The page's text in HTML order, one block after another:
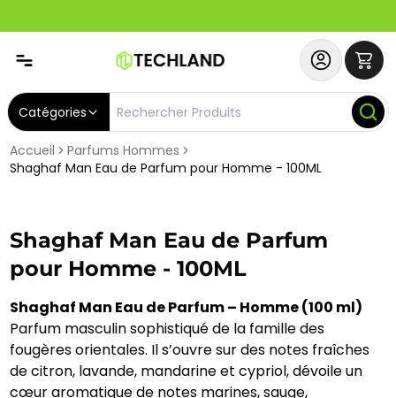
Catégories
Accueil
Parfums Hommes
Shaghaf Man Eau de Parfum pour Homme - 100ML
Shaghaf Man Eau de Parfum
pour Homme - 100ML
Shaghaf Man Eau de Parfum – Homme (100 ml)
Parfum masculin sophistiqué de la famille des
fougères orientales. Il s’ouvre sur des notes fraîches
de citron, lavande, mandarine et cypriol, dévoile un
cœur aromatique de notes marines, sauge,